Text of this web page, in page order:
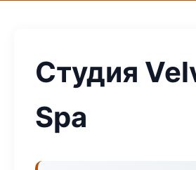
Студия
Spa